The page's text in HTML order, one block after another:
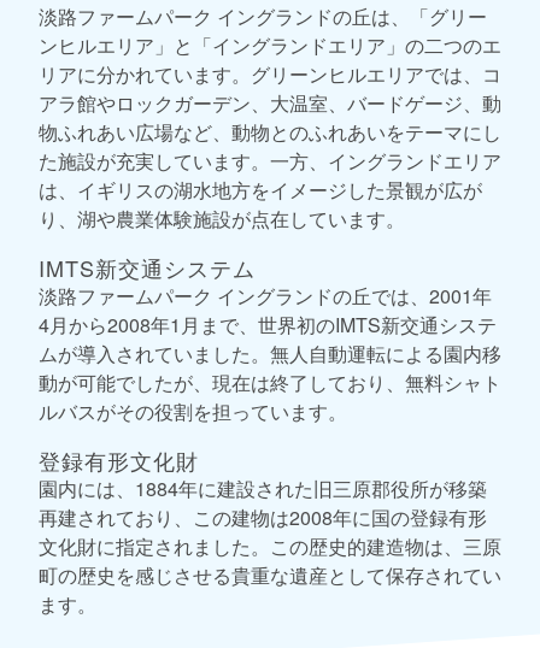
淡路ファームパーク イングランドの丘は、「グリー
ンヒルエリア」と「イングランドエリア」の二つのエ
リアに分かれています。グリーンヒルエリアでは、コ
アラ館やロックガーデン、大温室、バードゲージ、動
物ふれあい広場など、動物とのふれあいをテーマにし
た施設が充実しています。一方、イングランドエリア
は、イギリスの湖水地方をイメージした景観が広が
り、湖や農業体験施設が点在しています。
IMTS新交通システム
淡路ファームパーク イングランドの丘では、2001年
4月から2008年1月まで、世界初のIMTS新交通システ
ムが導入されていました。無人自動運転による園内移
動が可能でしたが、現在は終了しており、無料シャト
ルバスがその役割を担っています。
登録有形文化財
園内には、1884年に建設された旧三原郡役所が移築
再建されており、この建物は2008年に国の登録有形
文化財に指定されました。この歴史的建造物は、三原
町の歴史を感じさせる貴重な遺産として保存されてい
ます。